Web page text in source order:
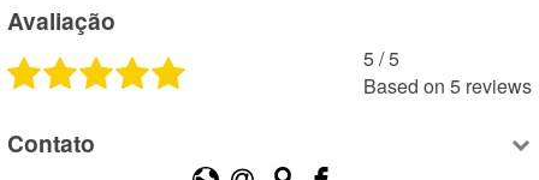
Avaliação
5 /5
Based on 5 reviews
Contato